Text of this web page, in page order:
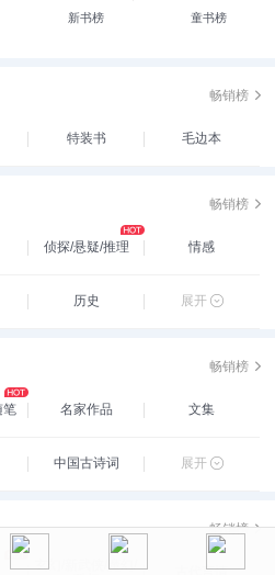
新书榜 童书榜
畅销榜
特装书 毛边本
畅销榜
侦探/悬疑/推理 情感
历史 展开
畅销榜
笔 名家作品 文集
中国古诗词 展开
畅销榜
玄幻/新武侠/魔幻/